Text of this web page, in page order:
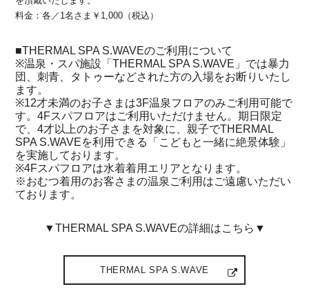
料金：各／1名さま￥1,000（税込）
■THERMAL SPA S.WAVEのご利用について
※温泉・スパ施設「THERMAL SPA S.WAVE」では暴力
団、刺青、タトゥーなどされた方の入場をお断りいたし
ます。
※12才未満のお子さまは3F温泉フロアのみご利用可能で
す。4Fスパフロアはご利用いただけません。期日限定
で、4才以上のお子さまを対象に、親子でTHERMAL
SPA S.WAVEを利用できる「こどもと一緒に絶景体験」
を実施しております。
※4Fスパフロアは水着着用エリアとなります。
※おむつ着用のお客さまの温泉ご利用はご遠慮いただい
ております。
▼THERMAL SPA S.WAVEの詳細はこちら▼
THERMAL SPA S.WAVE